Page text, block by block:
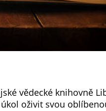
vědecké knihovně
oživit svou